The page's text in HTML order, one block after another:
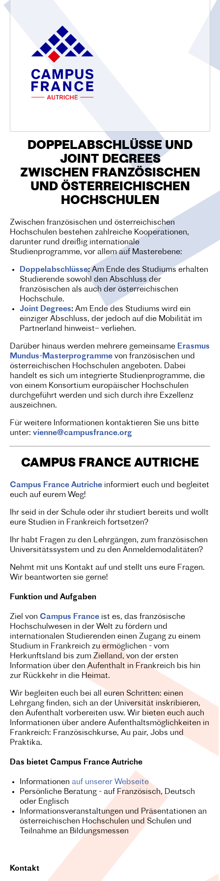
O
DOPPELABSCHLÜSSE UND J
OINT DEGREES
ZWISCHEN FRANZÖSISCHEN
UND ÖSTERREICHISCHEN
HOCHSCHULEN
Zwischen französischen und österreichischen
Hochschulen bestehen zahlreiche Kooperationen,
darunter rund dreißig internationale
Studienprogramme, vor allem auf Masterebene:
Doppelabschlüsse:Am Ende des Studiums erhalten
Studierende sowohl den Abschluss der
französischen als auch der österreichischen
Hochschule.
Joint Degrees: Am Ende des Studiums wird ein
einziger Abschluss, der jedoch auf die Mobilität im
Partnerland hinweist– verliehen.
Darüber hinaus werden mehrere gemeinsame Erasmus
Mundus-Masterprogramme von französischen und
österreichischen Hochschulen angeboten. Dabei
handelt es sich um integrierte Studienprogramme, die
von einem Konsortium europäischer Hochschulen
durchgeführt werden und sich durch ihre Exzellenz
auszeichnen.
Für weitere Informationen kontaktieren Sie uns bitte
unter: vienne@campusfrance.org
CAMPUS FRANCE AUTRICHE
Campus France Autriche informiert euch und begleitet
euch auf eurem Weg!
Ihr seid in der Schule oder ihr studiert bereits und wollt
eure Studien in Frankreich fortsetzen?
Ihr habt Fragen zu den Lehrgängen, zum französischen
Universitätssystem und zu den Anmeldemodalitäten?
Nehmt mit uns Kontakt auf und stellt uns eure Fragen.
Wir beantworten sie gerne!
Funktion und Aufgaben
Ziel von Campus France ist es, das französische
Hochschulwesen in der Welt zu fördern und
internationalen Studierenden einen Zugang zu einem
Studium in Frankreich zu ermöglichen - vom
Herkunftsland bis zum Zielland, von der ersten
Information über den Aufenthalt in Frankreich bis hin
zur Rückkehr in die Heimat.
Wir begleiten euch bei all euren Schritten: einen
Lehrgang finden, sich an der Universität inskribieren,
den Aufenthalt vorbereiten usw. Wir bieten euch auch
Informationen über andere Aufenthaltsmöglichkeiten in
Frankreich: Französischkurse, Au pair, Jobs und
Praktika.
Das bietet Campus France Autriche
Informationen auf unserer Webseite
Persönliche Beratung - auf Französisch, Deutsch
oder Englisch
Informationsveranstaltungen und Präsentationen an
österreichischen Hochschulen und Schulen und
Teilnahme an Bildungsmessen
Kontakt